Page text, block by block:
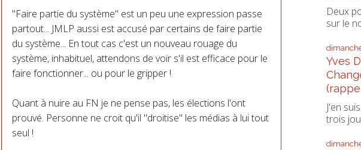
"Faire partie du système" est un peu une expression passe
partout... JMLP aussi est accusé par certains de faire partie
du système... En tout cas c'est un nouveau rouage du
système, inhabituel, attendons de voir s'il est efficace pour le
faire fonctionner... ou pour le gripper !
Quant à nuire au FN je ne pense pas, les élections l'ont
prouvé. Personne ne croit qu'il "droitise" les médias à lui tout
seul !
Deux
sur le
Yves
J'en
trois